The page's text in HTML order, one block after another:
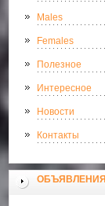
Males
Females
Полезное
Интересное
Новости
Контакты
ОБЪЯВЛЕНИЯ